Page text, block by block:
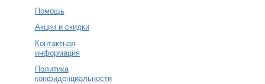
Помощь
Акции и скидки
Контактная
информация
Политика
конфиденциальности